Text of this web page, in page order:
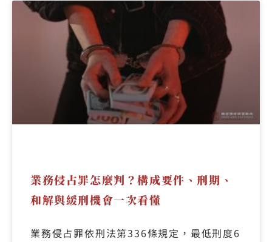
業務侵占罪怎麼判？構成要件、刑期、
和解與緩刑機會一次看懂
業務侵占罪依刑法第336條規定，最低刑度6